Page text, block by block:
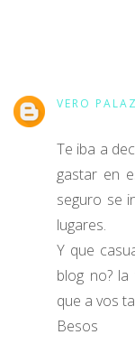
VERO
Te iba a
gastar en
seguro se
lugares.
Y que
blog no?
que a vos
Besos